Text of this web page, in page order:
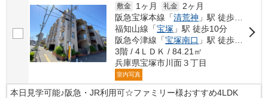
敷金 1ヶ月 礼金
2ヶ月
阪急宝塚本線「清荒神 」駅 徒歩8分
福知山線「宝塚 」駅 徒歩10分
阪急今津線「宝塚南口 」駅 徒歩13分
3階 / 4ＬＤＫ / 84.21㎡
兵庫県宝塚市川面３丁目
室内写真
本日見学可能♪阪急・JR利用可☆ファミリー様おすすめ4LDK